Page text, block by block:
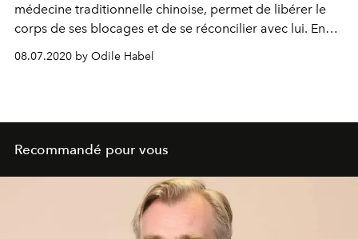
médecine traditionnelle chinoise, permet de libérer le
corps de ses blocages et de se réconcilier avec lui. En
Provence, l’hôtel Le Saint-Rémy propose des cures zen
et détox élaborées autour des principes du Tui Na.
08.07.2020 by Odile Habel
Recommandé pour vous